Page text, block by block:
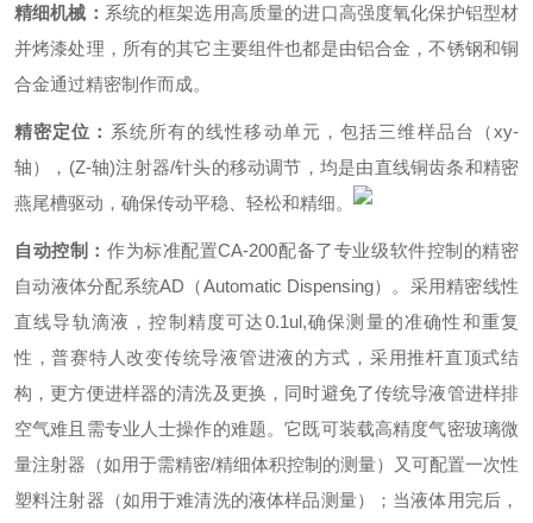
精细机械： 系统的框架选用高质量的进口高强度氧化保护铝型材
并烤漆处理，所有的其它主要组件也都是由铝合金，不锈钢和铜
合金通过精密制作而成。
精密定位： 系统所有的线性移动单元，包括三维样品台（xy-
轴），(Z-轴)注射器/针头的移动调节，均是由直线铜齿条和精密
燕尾槽驱动，确保传动平稳、轻松和精细。
自动控制： 作为标准配置CA-200配备了专业级软件控制的精密
自动液体分配系统AD（Automatic Dispensing）。采用精密线性
直线导轨滴液，控制精度可达0.1ul,确保测量的准确性和重复
性，普赛特人改变传统导液管进液的方式，采用推杆直顶式结
构，更方便进样器的清洗及更换，同时避免了传统导液管进样排
空气难且需专业人士操作的难题。它既可装载高精度气密玻璃微
量注射器（如用于需精密/精细体积控制的测量）又可配置一次性
塑料注射器（如用于难清洗的液体样品测量）；当液体用完后，